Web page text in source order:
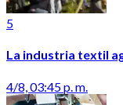
5
La industria textil
4/8, 03:45 p. m.